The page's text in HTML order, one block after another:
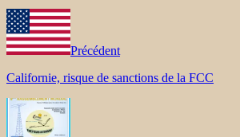
Précédent
Californie, risque de sanctions de la FCC